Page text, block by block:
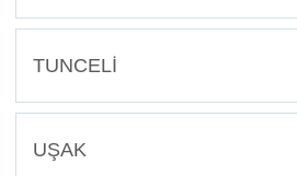
TUNCELİ
UŞAK